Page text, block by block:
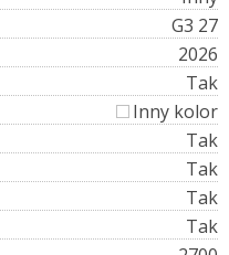
G3 27
2026
Tak
Inny kolor
Tak
Tak
Tak
Tak